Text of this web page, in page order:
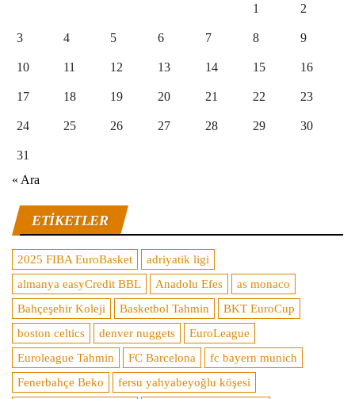
1 2
3 4 5 6 7 8 9
10 11 12 13 14 15 16
17 18 19 20 21 22 23
24 25 26 27 28 29 30
31
« Ara
ETIKETLER
2025 FIBA EuroBasket
adriyatik ligi
almanya easyCredit BBL
Anadolu Efes
as monaco
Bahçeşehir Koleji
Basketbol Tahmin
BKT EuroCup
boston celtics
denver nuggets
EuroLeague
Euroleague Tahmin
FC Barcelona
fc bayern munich
Fenerbahçe Beko
fersu yahyabeyoğlu köşesi